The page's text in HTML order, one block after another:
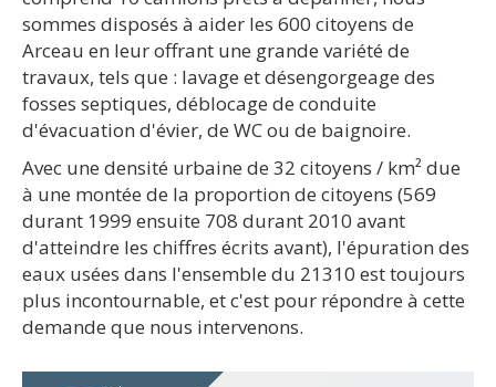
sommes disposés à aider les 600 citoyens de
Arceau en leur offrant une grande variété de
travaux, tels que : lavage et désengorgeage des
fosses septiques, déblocage de conduite
d'évacuation d'évier, de WC ou de baignoire.
Avec une densité urbaine de 32 citoyens / km² due
à une montée de la proportion de citoyens (569
durant 1999 ensuite 708 durant 2010 avant
d'atteindre les chiffres écrits avant), l'épuration des
eaux usées dans l'ensemble du 21310 est toujours
plus incontournable, et c'est pour répondre à cette
demande que nous intervenons.